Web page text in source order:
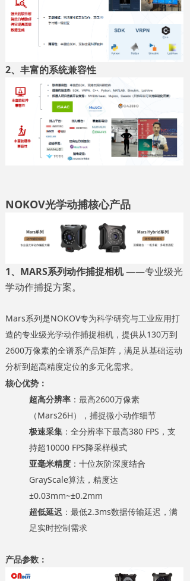
2、丰富的系统兼容性
NOKOV光学动捕核心产品
1、MARS系列动作捕捉相机——专业级光
学动作捕捉方案。
Mars系列是NOKOV专为科学研究与工业应用打
造的专业级光学动作捕捉相机，提供从130万到
2600万像素的全谱系产品矩阵，满足从基础运动
分析到超高精度定位的多元化需求。
核心优势：
超高分辨率 ：最高2600万像素
（Mars26H），捕捉微小动作细节
极速采集 ：全分辨率下最高380 FPS，支
持超10000 FPS降采样模式
亚毫米精度 ：十位灰阶深度结合
GrayScale算法，精度达
±0.03mm~±0.2mm
超低延迟 ：最低2.3ms数据传输延迟，满
足实时控制需求
产品参数：